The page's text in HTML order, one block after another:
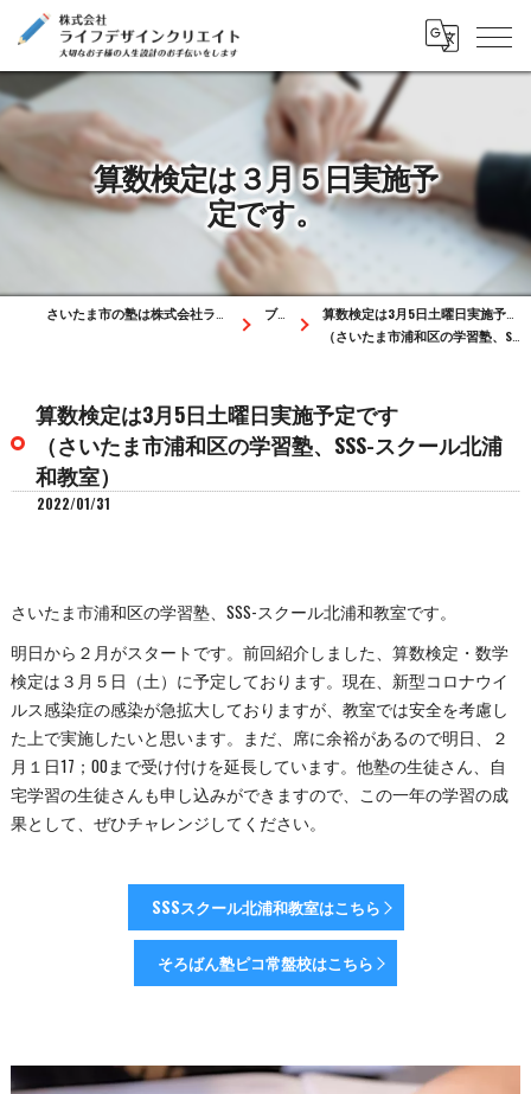
算数検定は３月５日実施予
定です。
ブログ
算数検定は3月5日土曜日実施予定です
（さいたま市浦和区の学習塾、SSS-スクール北浦和教室）
算数検定は3月5日土曜日実施予定です
（さいたま市浦和区の学習塾、SSS-スクール北浦
和教室）
2022/01/31
さいたま市浦和区の学習塾、SSS-スクール北浦和教室です。
明日から２月がスタートです。前回紹介しました、算数検定・数学
検定は３月５日（土）に予定しております。現在、新型コロナウイ
ルス感染症の感染が急拡大しておりますが、教室では安全を考慮し
た上で実施したいと思います。まだ、席に余裕があるので明日、２
月１日17；00まで受け付けを延長しています。他塾の生徒さん、自
宅学習の生徒さんも申し込みができますので、この一年の学習の成
果として、ぜひチャレンジしてください。
SSSスクール北浦和教室はこちら
そろばん塾ピコ常盤校はこちら